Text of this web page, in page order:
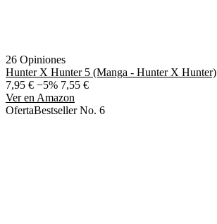
26 Opiniones
Hunter X Hunter 5 (Manga - Hunter X Hunter)
7,95 € −5% 7,55 €
Ver en Amazon
OfertaBestseller No. 6